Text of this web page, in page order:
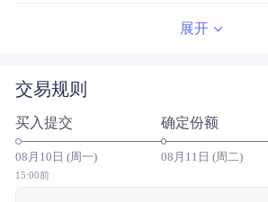
近三年
近五年 59.37% 1.35%
今年以来
展开
交易规则
买入提交
08月10日 (周一)
15:00前
确定份额
08月11日 (周二)